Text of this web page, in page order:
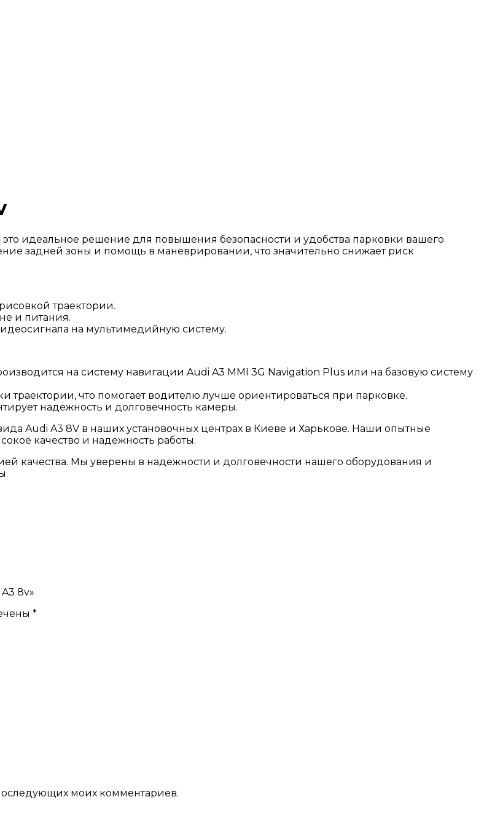
идеальное решение для повышения безопасности и удобства парковки вашего
задней зоны и помощь в маневрировании, что значительно снижает риск
траектории.
и питания.
на мультимедийную систему.
на систему навигации Audi A3 MMI 3G Navigation Plus или на базовую систему
что помогает водителю лучше ориентироваться при парковке.
надежность и долговечность камеры.
Audi A3 8V в наших установочных центрах в Киеве и Харькове. Наши опытные
качество и надежность работы.
качества. Мы уверены в надежности и долговечности нашего оборудования и
8v»
*
моих комментариев.